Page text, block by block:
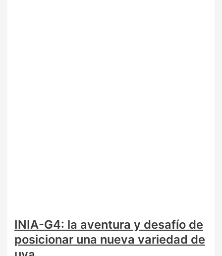
INIA-G4: la aventura y desafío de
posicionar una nueva variedad de